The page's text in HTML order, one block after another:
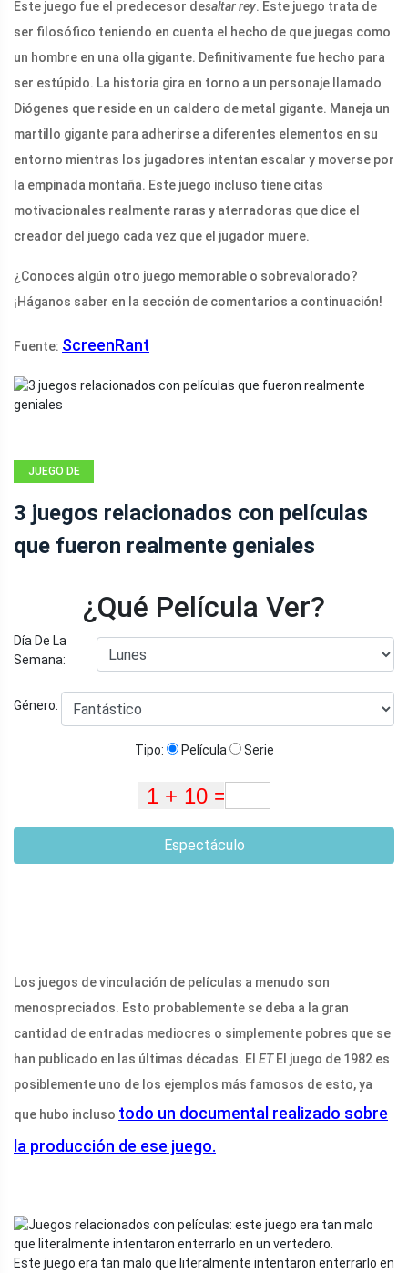
Este juego fue el predecesor desaltar rey. Este juego trata de
ser filosófico teniendo en cuenta el hecho de que juegas como
un hombre en una olla gigante. Definitivamente fue hecho para
ser estúpido. La historia gira en torno a un personaje llamado
Diógenes que reside en un caldero de metal gigante. Maneja un
martillo gigante para adherirse a diferentes elementos en su
entorno mientras los jugadores intentan escalar y moverse por
la empinada montaña. Este juego incluso tiene citas
motivacionales realmente raras y aterradoras que dice el
creador del juego cada vez que el jugador muere.
¿Conoces algún otro juego memorable o sobrevalorado?
¡Háganos saber en la sección de comentarios a continuación!
Fuente: ScreenRant
JUEGO DE
3 juegos relacionados con películas
que fueron realmente geniales
¿Qué Película Ver?
Día De La
Semana:
Género:
Tipo: Película Serie
Espectáculo
Los juegos de vinculación de películas a menudo son
menospreciados. Esto probablemente se deba a la gran
cantidad de entradas mediocres o simplemente pobres que se
han publicado en las últimas décadas. El ETEl juego de 1982 es
posiblemente uno de los ejemplos más famosos de esto, ya
que hubo incluso todo un documental realizado sobre
la producción de ese juego.
Este juego era tan malo que literalmente intentaron enterrarlo en